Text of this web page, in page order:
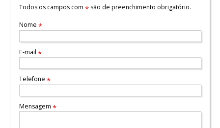
Todos os campos com *são de preenchimento obrigatório.
Nome *
E-mail *
Telefone *
Mensagem *